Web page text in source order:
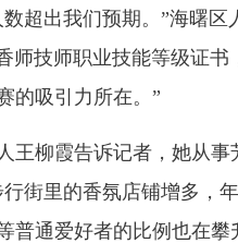
超出我们预期。”海曙区
师技师职业技能等级证书
的吸引力所在。”
王柳霞告诉记者，她从事
街里的香氛店铺增多，
普通爱好者的比例也在攀